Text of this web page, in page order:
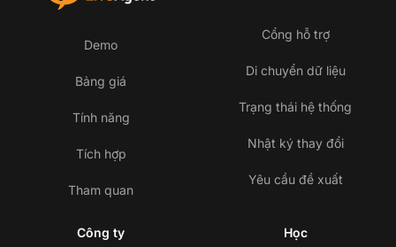
Demo
Bảng giá
Tính năng
Tích hợp
Tham quan
Cổng hỗ trợ
Di chuyển dữ liệu
Trạng thái hệ thống
Nhật ký thay đổi
Yêu cầu đề xuất
Công ty Học